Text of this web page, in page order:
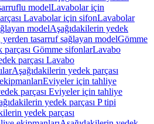
modelLavabolar için
Lavabolar için sifonLavabolar
modelAşağıdakilerin yedek
tasarruf sağlayan modelGömme
parçası Gömme sifonlarLavabo
parçası Lavabo
Aşağıdakilerin yedek parçası
Eviyeler için tahliye
parçası Eviyeler için tahliye
yedek parçası P tipi
yedek parçası